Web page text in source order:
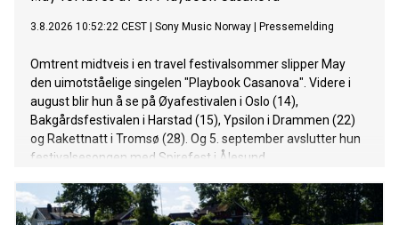
3.8.2026 10:52:22 CEST Sony Music Norway Pressemelding
Omtrent midtveis i en travel festivalsommer slipper May
den uimotståelige singelen "Playbook Casanova". Videre i
august blir hun å se på Øyafestivalen i Oslo (14),
Bakgårdsfestivalen i Harstad (15), Ypsilon i Drammen (22)
og Rakettnatt i Tromsø (28). Og 5. september avslutter hun
festivalsesongen med Spirefest i Ålesund.